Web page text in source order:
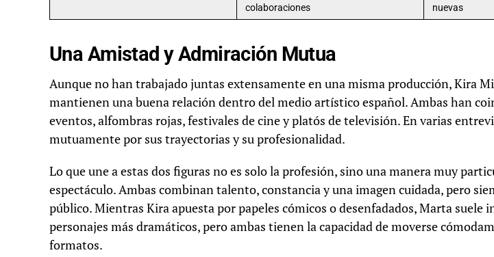
colaboraciones
nuevas
Una Amistad y Admiración Mutua
Aunque no han trabajado juntas extensamente en una misma producción, Kira
mantienen una buena relación dentro del medio artístico español. Ambas han
eventos, alfombras rojas, festivales de cine y platós de televisión. En varias
mutuamente por sus trayectorias y su profesionalidad.
Lo que une a estas dos figuras no es solo la profesión, sino una manera muy
espectáculo. Ambas combinan talento, constancia y una imagen cuidada, pero
público. Mientras Kira apuesta por papeles cómicos o desenfadados, Marta suele
personajes más dramáticos, pero ambas tienen la capacidad de moverse
formatos.